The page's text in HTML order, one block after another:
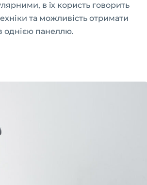
в їх користь говорить
та можливість отримати
однією панеллю.